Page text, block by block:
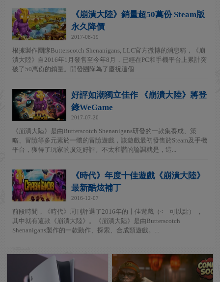
《崩潰大陸》銷量超50萬份 Steam版
永久降價
2017-08-19
根據製作團隊Butterscotch Shenanigans, LLC官方微博的消息稱，《崩
潰大陸》自2016年1月發售至今年8月，已經在PC和手機平台上累計突
破了50萬份的銷量。開發團隊為了慶祝這個...
好評如潮獨立佳作 《崩潰大陸》將登
錄WeGame
2017-07-20
《崩潰大陸》是由Butterscotch Shenanigans研發的一款集養成、策
略、冒險等多元素於一體的冒險遊戲，該遊戲最初發售於Steam及手機
平台，獲得了玩家的廣泛好評。不太和諧的論調就是，這...
《時代》年度十佳遊戲《崩潰大陸》
最新酷炫補丁
2016-12-07
前段時間，《時代》周刊評選了2016年的十佳遊戲（<---可以點） ，
其中就有這款《崩潰大陸》。《崩潰大陸》是由Butterscotch
Shenanigans製作的一款動作、探索、合成類遊戲。...